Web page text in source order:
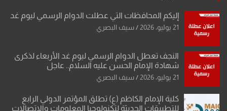
إليكم المحافظات التي عطلت الدوام الرسمي ليوم غد
21 يوليو، 2026 سيف البصري
النجف تعطل الدوام الرسمي ليوم غد الأربعاء لذكرى
شهادة الإمام الحسن عليه السلام.. عاجل
21 يوليو، 2026 سيف البصري
كلية الإمام الكاظم (ع) تطلق المؤتمر الدولي الرابع
للتطبيقات الحديثة لتكنولوجيا المعلومات والاتصالات